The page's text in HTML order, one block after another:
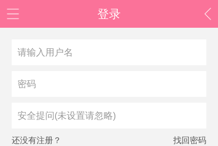
登录
安全提问(未设置请忽略)
还没有注册？ 找回密码